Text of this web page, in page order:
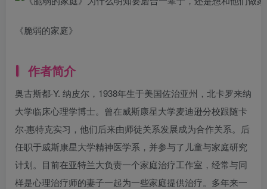
《脆弱的家庭》
作者简介
奥古斯都·Y. 纳皮尔，1938年生于美国佐治亚州，北卡罗来纳
大学临床心理学博士。曾在威斯康星大学麦迪逊分校跟随卡
尔·惠特克实习，他们后来由师徒关系发展成为合作关系。后
任职于威斯康星大学精神医学系，并参与了儿童与家庭研究
计划。目前在亚特兰大负责一个家庭治疗工作室，经常与同
样是心理治疗师的妻子一起为一些家庭提供治疗。多年来一